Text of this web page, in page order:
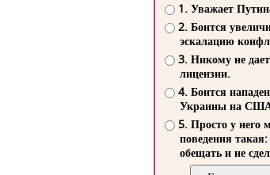
1. Уважает
2. Боится
эскалацию
3. Никому не
лицензии.
4. Боится
Украины на
5. Просто у него
поведения такая:
обещать и не